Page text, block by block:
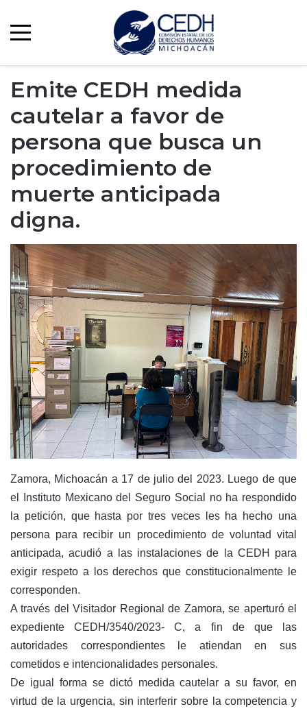
Emite CEDH medida
cautelar a favor de
persona que busca un
procedimiento de
muerte anticipada
digna.
Zamora, Michoacán a 17 de julio del 2023. Luego de que
el Instituto Mexicano del Seguro Social no ha respondido
la petición, que hasta por tres veces les ha hecho una
persona para recibir un procedimiento de voluntad vital
anticipada, acudió a las instalaciones de la CEDH para
exigir respeto a los derechos que constitucionalmente le
corresponden.
A través del Visitador Regional de Zamora, se aperturó el
expediente CEDH/3540/2023- C, a fin de que las
autoridades correspondientes le atiendan en sus
cometidos e intencionalidades personales.
De igual forma se dictó medida cautelar a su favor, en
virtud de la urgencia, sin interferir sobre la competencia y